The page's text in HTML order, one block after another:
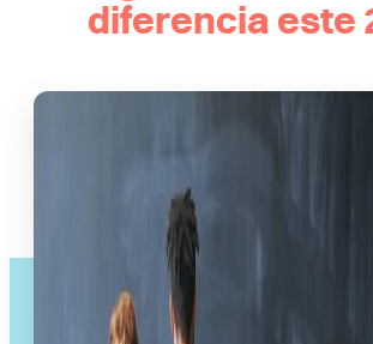
diferencia este